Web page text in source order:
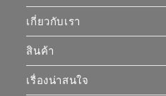
เกี่ยวกับเรา
สินค้า
เรื่องน่าสนใจ